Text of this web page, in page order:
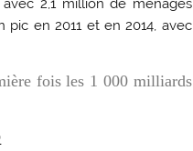
en 2011 et en 2014, avec
fois les 1 000 milliards